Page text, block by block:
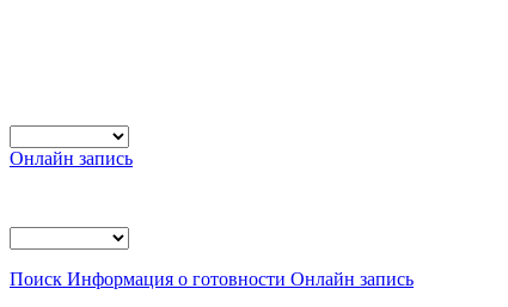
Онлайн запись
Поиск Информация о готовности Онлайн запись